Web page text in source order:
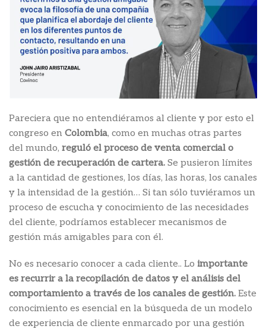
Pareciera que no entendiéramos al cliente y por esto el
congreso en Colombia, como en muchas otras partes
del mundo, reguló el proceso de venta comercial o
gestión de recuperación de cartera. Se pusieron límites
a la cantidad de gestiones, los días, las horas, los canales
y la intensidad de la gestión… Si tan sólo tuviéramos un
proceso de escucha y conocimiento de las necesidades
del cliente, podríamos establecer mecanismos de
gestión más amigables para con él.
No es necesario conocer a cada cliente.. Lo importante
es recurrir a la recopilación de datos y el análisis del
comportamiento a través de los canales de gestión. Este
conocimiento es esencial en la búsqueda de un modelo
de experiencia de cliente enmarcado por una gestión